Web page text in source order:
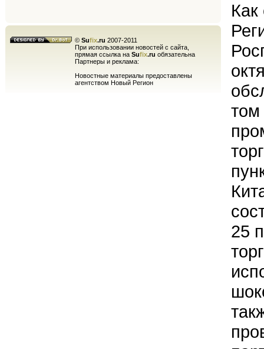
© Sufix.ru 2007-2011
При использовании новостей с сайта,
прямая ссылка на Sufix.ru обязательна
Партнеры и реклама:
Новостные материалы предоставлены
агентством Новый Регион
том
25